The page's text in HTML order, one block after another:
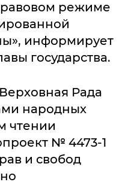
режиме
информирует
государства.
Рада
народных
чтении
№ 4473-1
и свобод